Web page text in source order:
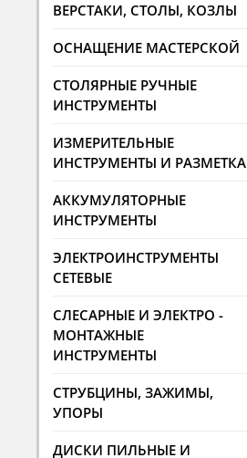
ВЕРСТАКИ, СТОЛЫ, КОЗЛЫ
ОСНАЩЕНИЕ МАСТЕРСКОЙ
СТОЛЯРНЫЕ РУЧНЫЕ
ИНСТРУМЕНТЫ
ИЗМЕРИТЕЛЬНЫЕ
ИНСТРУМЕНТЫ И РАЗМЕТКА
АККУМУЛЯТОРНЫЕ
ИНСТРУМЕНТЫ
ЭЛЕКТРОИНСТРУМЕНТЫ
СЕТЕВЫЕ
СЛЕСАРНЫЕ И ЭЛЕКТРО -
МОНТАЖНЫЕ
ИНСТРУМЕНТЫ
СТРУБЦИНЫ, ЗАЖИМЫ,
УПОРЫ
ДИСКИ ПИЛЬНЫЕ И